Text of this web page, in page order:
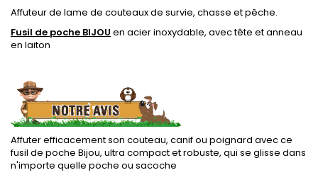
Affuteur de lame de couteaux de survie, chasse et pêche.
Fusil de poche BIJOU en acier inoxydable, avec tête et anneau
en laiton
.
Affuter efficacement son couteau, canif ou poignard avec ce
fusil de poche Bijou, ultra compact et robuste, qui se glisse dans
n'importe quelle poche ou sacoche
.